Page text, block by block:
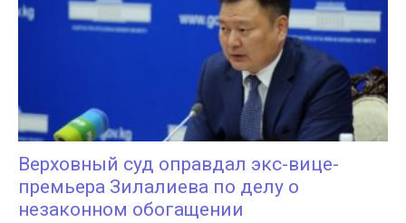
Верховный суд оправдал экс-вице-
премьера Зилалиева по делу о
незаконном обогащении